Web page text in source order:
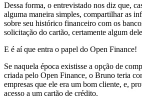
Dessa forma, o entrevistado nos diz que,
alguma maneira simples, compartilhar as
sobre seu histórico financeiro com os
solicitação do cartão, certamente algum
E é aí que entra o papel do Open Finance!
Se naquela época existisse a opção de
criada pelo Open Finance, o Bruno teria
empresas que ele era um bom cliente, e,
acesso a um cartão de crédito.